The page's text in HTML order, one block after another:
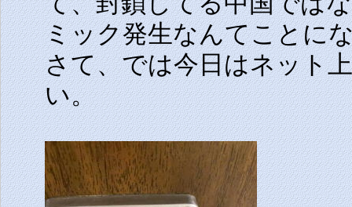
ミック発生なんてことに
さて、では今日はネット
い。